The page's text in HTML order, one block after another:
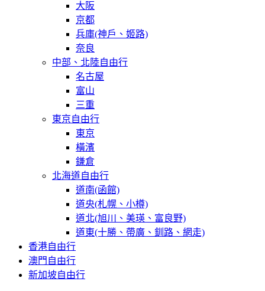
大阪
京都
兵庫(神戶、姬路)
奈良
中部、北陸自由行
名古屋
富山
三重
東京自由行
東京
橫濱
鎌倉
北海道自由行
道南(函館)
道央(札幌、小樽)
道北(旭川、美瑛、富良野)
道東(十勝、帶廣、釧路、網走)
香港自由行
澳門自由行
新加坡自由行